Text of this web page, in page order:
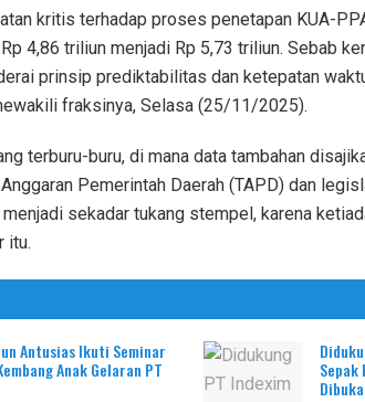
kritis terhadap proses penetapan KUA-
4,86 triliun menjadi Rp 5,73 triliun. Sebab
prinsip prediktabilitas dan ketepatan
fraksinya, Selasa (25/11/2025).
terburu-buru, di mana data tambahan
Pemerintah Daerah (TAPD) dan
sekadar tukang stempel, karena
itu.
Antusias Ikuti Seminar
Anak Gelaran PT
Sepak
Dibuka